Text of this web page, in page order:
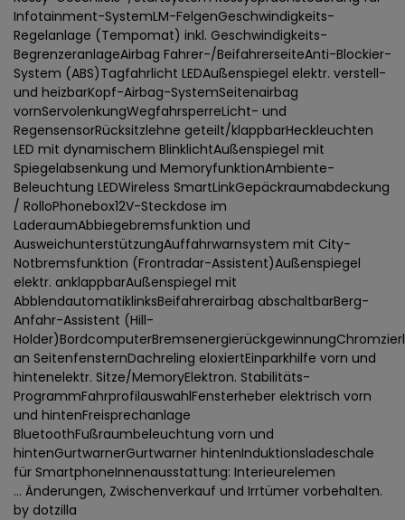
Infotainment-SystemLM-FelgenGeschwindigkeits-
Regelanlage (Tempomat) inkl. Geschwindigkeits-
BegrenzeranlageAirbag Fahrer-/BeifahrerseiteAnti-Blockier-
System (ABS)Tagfahrlicht LEDAußenspiegel elektr. verstell-
und heizbarKopf-Airbag-SystemSeitenairbag
vornServolenkungWegfahrsperreLicht- und
RegensensorRücksitzlehne geteilt/klappbarHeckleuchten
LED mit dynamischem BlinklichtAußenspiegel mit
Spiegelabsenkung und MemoryfunktionAmbiente-
Beleuchtung LEDWireless SmartLinkGepäckraumabdeckung
/ RolloPhonebox12V-Steckdose im
LaderaumAbbiegebremsfunktion und
AusweichunterstützungAuffahrwarnsystem mit City-
Notbremsfunktion (Frontradar-Assistent)Außenspiegel
elektr. anklappbarAußenspiegel mit
AbblendautomatiklinksBeifahrerairbag abschaltbarBerg-
Anfahr-Assistent (Hill-
an SeitenfensternDachreling eloxiertEinparkhilfe vorn und
hintenelektr. Sitze/MemoryElektron. Stabilitäts-
ProgrammFahrprofilauswahlFensterheber elektrisch vorn
und hintenFreisprechanlage
BluetoothFußraumbeleuchtung vorn und
hintenGurtwarnerGurtwarner hintenInduktionsladeschale
für SmartphoneInnenausstattung: Interieurelemen
... Änderungen, Zwischenverkauf und Irrtümer vorbehalten.
by dotzilla